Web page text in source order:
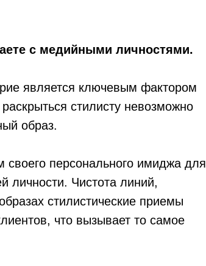
с медийными личностями.
является ключевым фактором
стилисту невозможно
образ.
персонального имиджа для
личности. Чистота линий,
стилистические приемы
что вызывает то самое